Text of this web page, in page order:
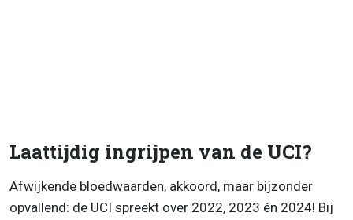
Laattijdig ingrijpen van de UCI?
Afwijkende bloedwaarden, akkoord, maar bijzonder
opvallend: de UCI spreekt over 2022, 2023 én 2024! Bij